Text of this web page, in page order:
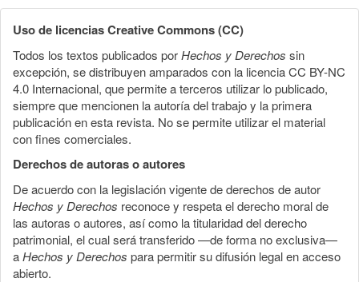
Uso de licencias Creative Commons (CC)
Todos los textos publicados porHechos y Derechos sin
excepción, se distribuyen amparados con la licencia CC BY-NC
4.0 Internacional, que permite a terceros utilizar lo publicado,
siempre que mencionen la autoría del trabajo y la primera
publicación en esta revista. No se permite utilizar el material
con fines comerciales.
Derechos de autoras o autores
De acuerdo con la legislación vigente de derechos de autor
Hechos y Derechos reconoce y respeta el derecho moral de
las autoras o autores, así como la titularidad del derecho
patrimonial, el cual será transferido —de forma no exclusiva—
aHechos y Derechos para permitir su difusión legal en acceso
abierto.